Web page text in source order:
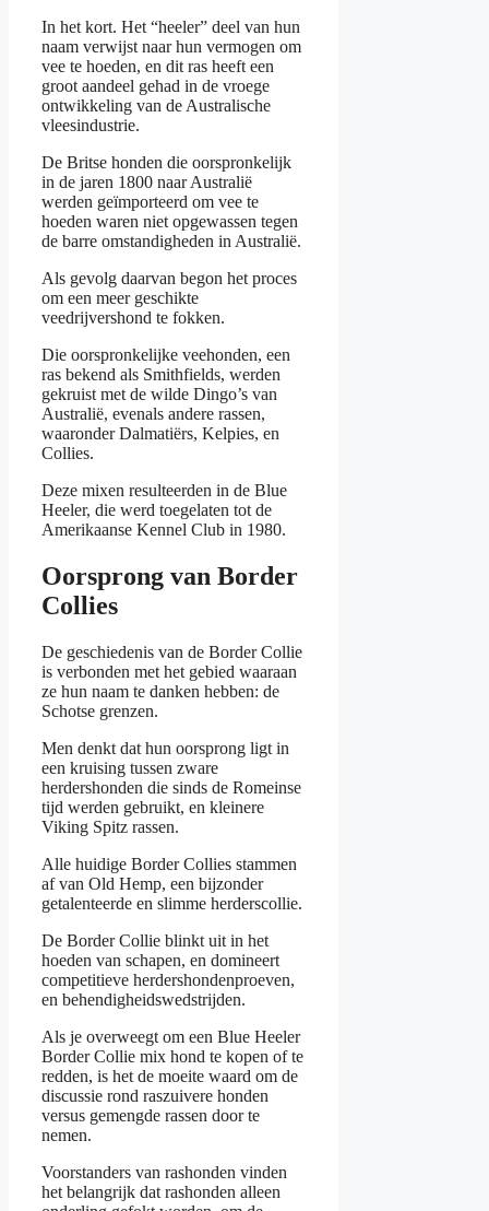
In het kort. Het “heeler” deel van hun
naam verwijst naar hun vermogen om
vee te hoeden, en dit ras heeft een
groot aandeel gehad in de vroege
ontwikkeling van de Australische
vleesindustrie.
De Britse honden die oorspronkelijk
in de jaren 1800 naar Australië
werden geïmporteerd om vee te
hoeden waren niet opgewassen tegen
de barre omstandigheden in Australië.
Als gevolg daarvan begon het proces
om een meer geschikte
veedrijvershond te fokken.
Die oorspronkelijke veehonden, een
ras bekend als Smithfields, werden
gekruist met de wilde Dingo’s van
Australië, evenals andere rassen,
waaronder Dalmatiërs, Kelpies, en
Collies.
Deze mixen resulteerden in de Blue
Heeler, die werd toegelaten tot de
Amerikaanse Kennel Club in 1980.
Oorsprong van Border
Collies
De geschiedenis van de Border Collie
is verbonden met het gebied waaraan
ze hun naam te danken hebben: de
Schotse grenzen.
Men denkt dat hun oorsprong ligt in
een kruising tussen zware
herdershonden die sinds de Romeinse
tijd werden gebruikt, en kleinere
Viking Spitz rassen.
Alle huidige Border Collies stammen
af van Old Hemp, een bijzonder
getalenteerde en slimme herderscollie.
De Border Collie blinkt uit in het
hoeden van schapen, en domineert
competitieve herdershondenproeven,
en behendigheidswedstrijden.
Als je overweegt om een Blue Heeler
Border Collie mix hond te kopen of te
redden, is het de moeite waard om de
discussie rond raszuivere honden
versus gemengde rassen door te
nemen.
Voorstanders van rashonden vinden
het belangrijk dat rashonden alleen